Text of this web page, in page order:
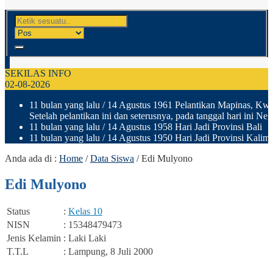
SEKILAS INFO
02-08-2026
11 bulan yang lalu / 14 Agustus 1961 Pelantikan Mapinas,
Setelah pelantikan ini dan seterusnya, pada tanggal hari ini
11 bulan yang lalu / 14 Agustus 1958 Hari Jadi Provinsi Bali
11 bulan yang lalu / 14 Agustus 1950 Hari Jadi Provinsi
Anda ada di : Home /Data Siswa /Edi Mulyono
Edi Mulyono
Status : Kelas 10
NISN
: 15348479473
Jenis Kelamin : Laki Laki
T.T.L
: Lampung, 8 Juli 2000